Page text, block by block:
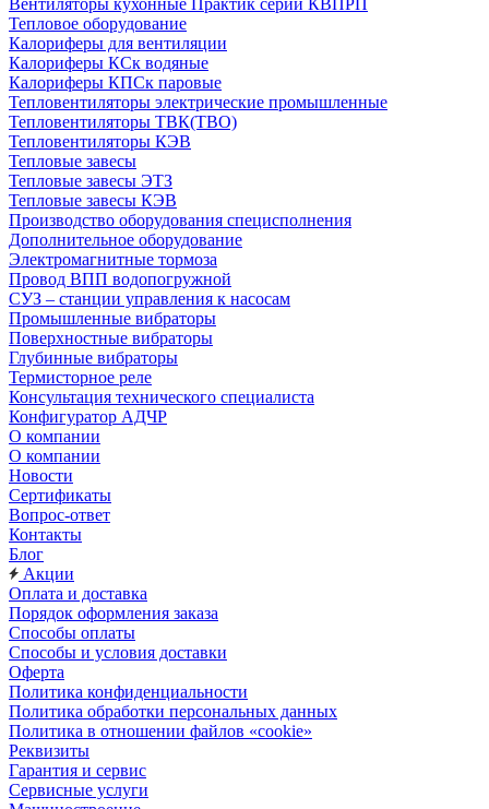
Вентиляторы кухонные Практик серии КВПРП
Тепловое оборудование
Калориферы для вентиляции
Калориферы КСк водяные
Калориферы КПСк паровые
Тепловентиляторы электрические промышленные
Тепловентиляторы ТВК(ТВО)
Тепловентиляторы КЭВ
Тепловые завесы
Тепловые завесы ЭТЗ
Тепловые завесы КЭВ
Производство оборудования специсполнения
Дополнительное оборудование
Электромагнитные тормоза
Провод ВПП водопогружной
СУЗ – станции управления к насосам
Промышленные вибраторы
Поверхностные вибраторы
Глубинные вибраторы
Термисторное реле
Консультация технического специалиста
Конфигуратор АДЧР
О компании
О компании
Новости
Сертификаты
Вопрос-ответ
Контакты
Блог
Акции
Оплата и доставка
Порядок оформления заказа
Способы оплаты
Способы и условия доставки
Оферта
Политика конфиденциальности
Политика обработки персональных данных
Политика в отношении файлов «cookie»
Реквизиты
Гарантия и сервис
Сервисные услуги